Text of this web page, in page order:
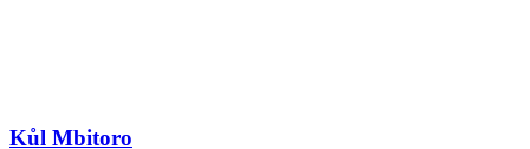
Kůl Mbitoro